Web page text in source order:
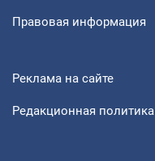
Правовая информация
Реклама на сайте
Редакционная политика